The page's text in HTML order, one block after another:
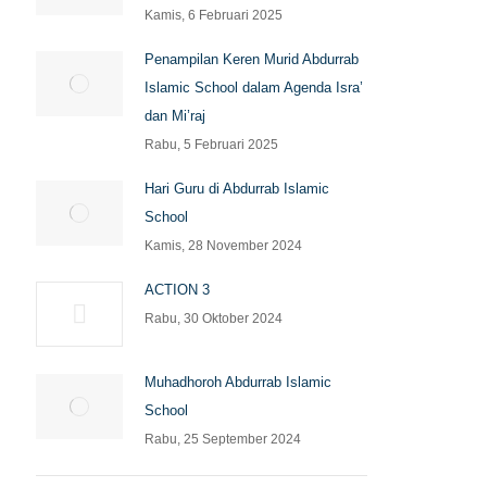
Kamis, 6 Februari 2025
Penampilan Keren Murid Abdurrab
Islamic School dalam Agenda Isra’
dan Mi’raj
Rabu, 5 Februari 2025
Hari Guru di Abdurrab Islamic
School
Kamis, 28 November 2024
ACTION 3
Rabu, 30 Oktober 2024
Muhadhoroh Abdurrab Islamic
School
Rabu, 25 September 2024